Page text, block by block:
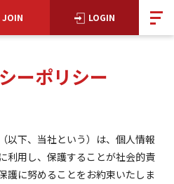
JOIN LOGIN
ーポリシー
（以下、当社という）は、個人情報
利用し、保護することが社会的責
護に努めることをお約束いたしま